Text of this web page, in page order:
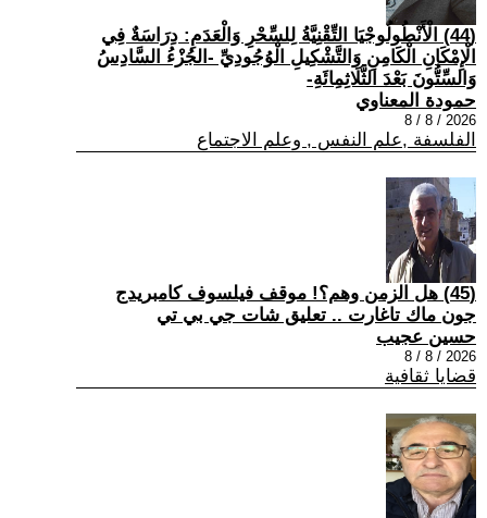
(44) الْأَنْطُولُوجْيَا التِّقْنِيَّةُ لِلسِّحْرِ وَالْعَدَمِ: دِرَاسَةٌ فِي
الْإِمْكَانِ الْكَامِنِ وَالتَّشْكِيلِ الْوُجُودِيِّ -الجُزْءُ السَّادِسُ
وَالسِّتُّونَ بَعْدَ الثَّلَاثِمِائَةِ-
حمودة المعناوي
2026 / 8 / 8
الفلسفة ,علم النفس , وعلم الاجتماع
(45) هل الزمن وهم؟! موقف فيلسوف كامبريدج
جون ماك تاغارت .. تعليق شات جي بي تي
حسين عجيب
2026 / 8 / 8
قضايا ثقافية